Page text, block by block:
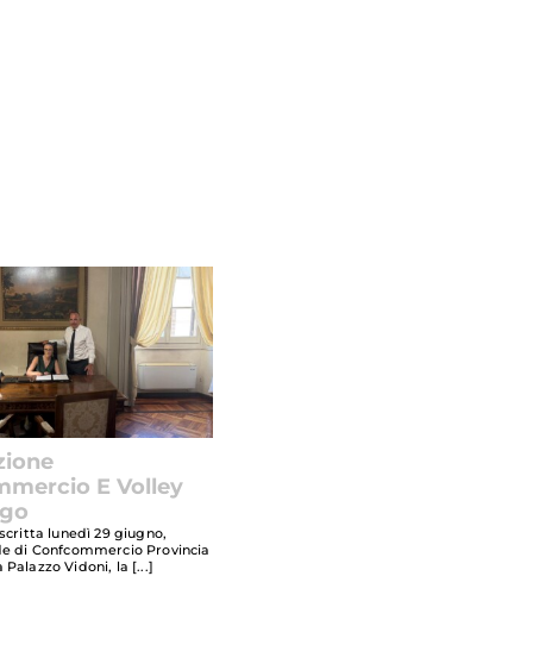
E Volley
lunedì 29 giugno,
di Confcommercio Provincia
Palazzo Vidoni, la